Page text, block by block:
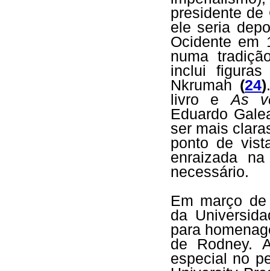
presidente
ele seria
Ocidente em
numa
inclui
Nkrumah (24)
livro eAs
Eduardo
ser mais
ponto de
enraizada
necessário.
Em março
da
para
de Rodney.
especial no